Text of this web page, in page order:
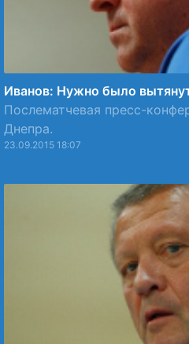
Иванов: Нужно было
Послематчевая пресс-
Днепра.
23.09.2015 18:07